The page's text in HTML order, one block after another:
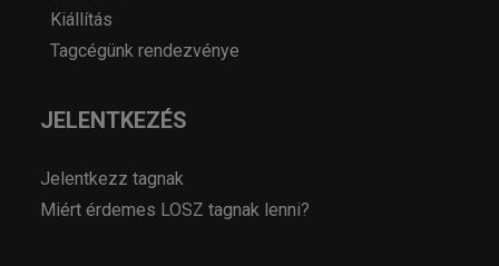
Kiállítás
Tagcégünk rendezvénye
JELENTKEZÉS
Jelentkezz tagnak
Miért érdemes LOSZ tagnak lenni?